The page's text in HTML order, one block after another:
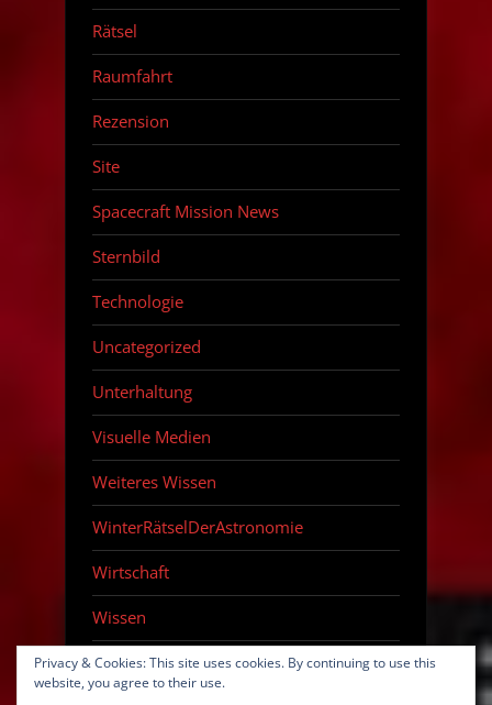
Rätsel
Raumfahrt
Rezension
Site
Spacecraft Mission News
Sternbild
Technologie
Uncategorized
Unterhaltung
Visuelle Medien
Weiteres Wissen
WinterRätselDerAstronomie
Wirtschaft
Wissen
Zeitraffer
Privacy & Cookies: This site uses cookies. By continuing to use this
website, you agree to their use.